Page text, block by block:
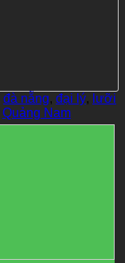
đà nẵng, đại lý, lưỡi
Quảng Nam